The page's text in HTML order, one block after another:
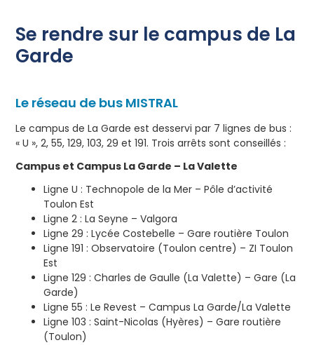
Se rendre sur le campus de La
Garde
Le réseau de bus MISTRAL
Le campus de La Garde est desservi par 7 lignes de bus :
« U », 2, 55, 129, 103, 29 et 191. Trois arrêts sont conseillés :
Campus et Campus La Garde – La Valette
Ligne U : Technopole de la Mer – Pôle d’activité
Toulon Est
Ligne 2 : La Seyne – Valgora
Ligne 29 : Lycée Costebelle – Gare routière Toulon
Ligne 191 : Observatoire (Toulon centre) – ZI Toulon
Est
Ligne 129 : Charles de Gaulle (La Valette) – Gare (La
Garde)
Ligne 55 : Le Revest – Campus La Garde/La Valette
Ligne 103 : Saint-Nicolas (Hyères) – Gare routière
(Toulon)